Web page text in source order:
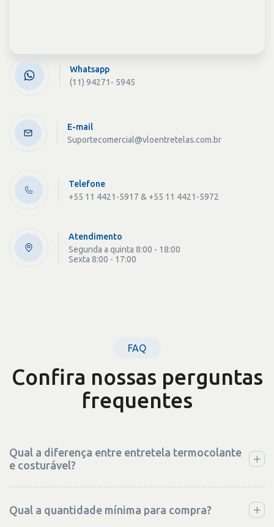
Whatsapp
(11) 94271- 5945
E-mail
Suportecomercial@vloentretelas.com.br
Telefone
+55 11 4421-5917 & +55 11 4421-5972
Atendimento
Segunda a quinta 8:00 - 18:00
Sexta 8:00 - 17:00
FAQ
Confira nossas perguntas
frequentes
Qual a diferença entre entretela termocolante
e costurável?
Qual a quantidade mínima para compra?